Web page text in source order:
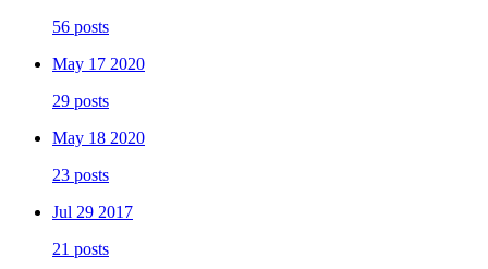
56 posts
May 17 2020
29 posts
May 18 2020
23 posts
Jul 29 2017
21 posts